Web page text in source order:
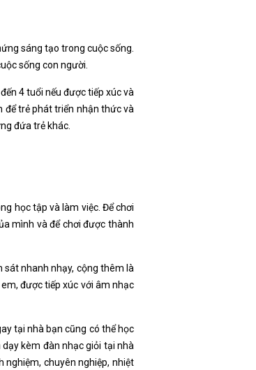
sáng tạo trong cuộc sống.
sống con người.
4 tuổi nếu được tiếp xúc và
để trẻ phát triển nhận thức và
đứa trẻ khác.
học tập và làm việc. Để chơi
mình và để chơi được thành
sát nhanh nhạy, cộng thêm là
được tiếp xúc với âm nhạc
tại nhà bạn cũng có thể học
kèm đàn nhạc giỏi tại nhà
nghiệm, chuyên nghiệp, nhiệt